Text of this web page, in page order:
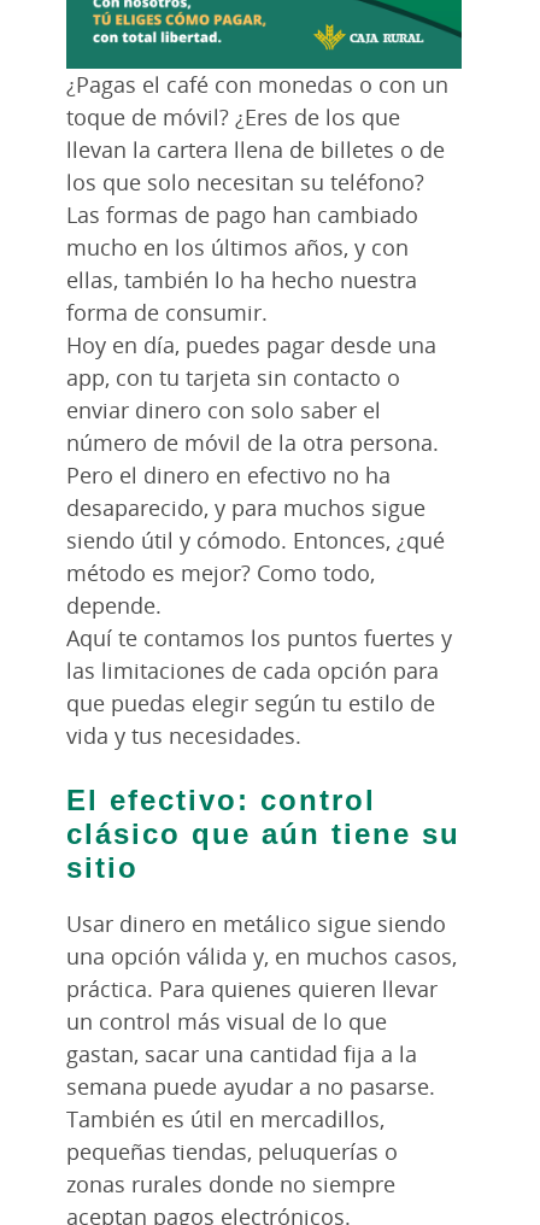
¿Pagas el café con monedas o con un
toque de móvil? ¿Eres de los que
llevan la cartera llena de billetes o de
los que solo necesitan su teléfono?
Las formas de pago han cambiado
mucho en los últimos años, y con
ellas, también lo ha hecho nuestra
forma de consumir.
Hoy en día, puedes pagar desde una
app, con tu tarjeta sin contacto o
enviar dinero con solo saber el
número de móvil de la otra persona.
Pero el dinero en efectivo no ha
desaparecido, y para muchos sigue
siendo útil y cómodo. Entonces, ¿qué
método es mejor? Como todo,
depende.
Aquí te contamos los puntos fuertes y
las limitaciones de cada opción para
que puedas elegir según tu estilo de
vida y tus necesidades.
El efectivo: control
clásico que aún tiene su
sitio
Usar dinero en metálico sigue siendo
una opción válida y, en muchos casos,
práctica. Para quienes quieren llevar
un control más visual de lo que
gastan, sacar una cantidad fija a la
semana puede ayudar a no pasarse.
También es útil en mercadillos,
pequeñas tiendas, peluquerías o
zonas rurales donde no siempre
aceptan pagos electrónicos.